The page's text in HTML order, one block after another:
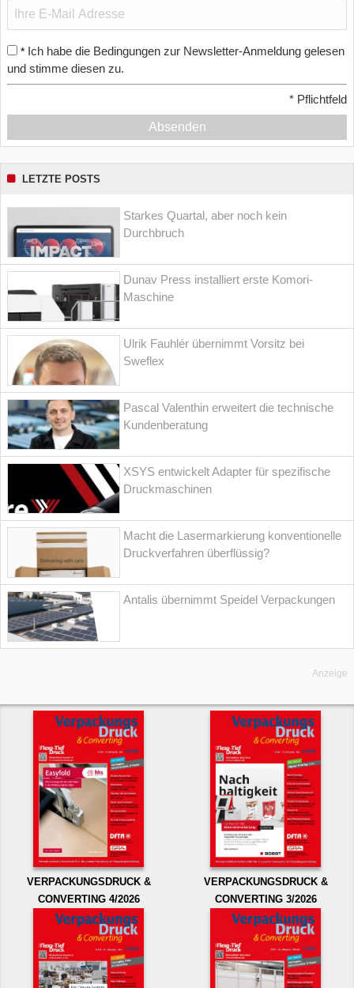
* Ich habe die Bedingungen zur Newsletter-Anmeldung gelesen
und stimme diesen zu.
* Pflichtfeld
Absenden
LETZTE POSTS
Starkes Quartal, aber noch kein
Durchbruch
Dunav Press installiert erste Komori-
Maschine
Ulrik Fauhlér übernimmt Vorsitz bei
Sweflex
Pascal Valenthin erweitert die technische
Kundenberatung
XSYS entwickelt Adapter für spezifische
Druckmaschinen
Macht die Lasermarkierung konventionelle
Druckverfahren überflüssig?
Antalis übernimmt Speidel Verpackungen
Anzeige
VERPACKUNGSDRUCK &
CONVERTING 4/2026
VERPACKUNGSDRUCK &
CONVERTING 3/2026